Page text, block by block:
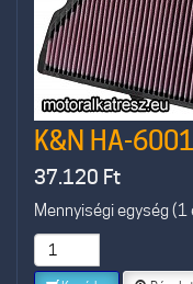
K&N HA-
37.120 Ft
Mennyiségi egység